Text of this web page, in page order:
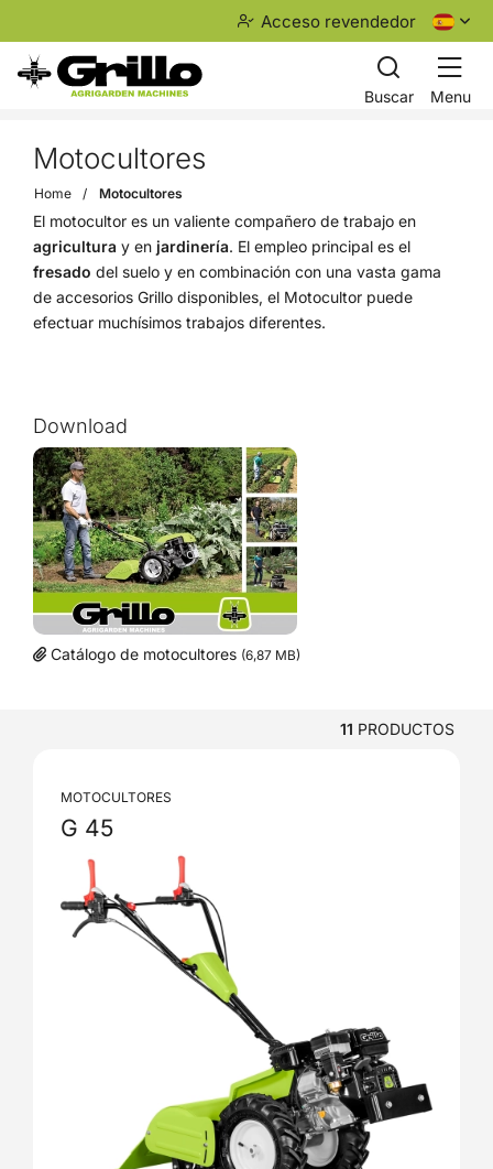
Acceso revendedor
Buscar Menu
Motocultores
Home Motocultores
El motocultor es un valiente compañero de trabajo en
agricultura y en jardinería. El empleo principal es el
fresado del suelo y en combinación con una vasta gama
de accesorios Grillo disponibles, el Motocultor puede
efectuar muchísimos trabajos diferentes.
Download
Catálogo de motocultores (6,87 MB)
11 PRODUCTOS
MOTOCULTORES
G 45